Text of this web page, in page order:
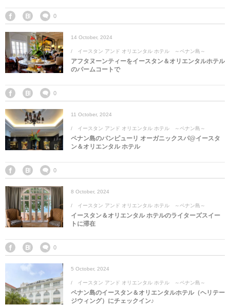
0
14 October, 2024
イースタン アンド オリエンタル ホテル ～ペナン島～
アフタヌーンティーをイースタン＆オリエンタルホテル
のパームコートで
0
11 October, 2024
イースタン アンド オリエンタル ホテル ～ペナン島～
ペナン島のパンピューリ オーガニックスパ@イースタ
ン＆オリエンタル ホテル
0
8 October, 2024
イースタン アンド オリエンタル ホテル ～ペナン島～
イースタン＆オリエンタル ホテルのライターズスイー
トに滞在
0
5 October, 2024
イースタン アンド オリエンタル ホテル ～ペナン島～
ペナン島のイースタン＆オリエンタルホテル（ヘリテー
ジウィング）にチェックイン♪
マレーシア
モルディブ
ミャンマー
シンガポール
フィリピン
ヴェトナム
タイ
カタール航空
シンガポール航空